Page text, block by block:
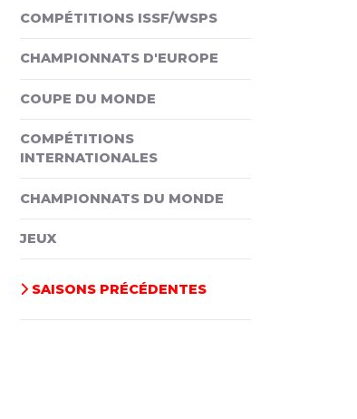
COMPÉTITIONS ISSF/WSPS
CHAMPIONNATS D'EUROPE
COUPE DU MONDE
COMPÉTITIONS
INTERNATIONALES
CHAMPIONNATS DU MONDE
JEUX
SAISONS PRÉCÉDENTES